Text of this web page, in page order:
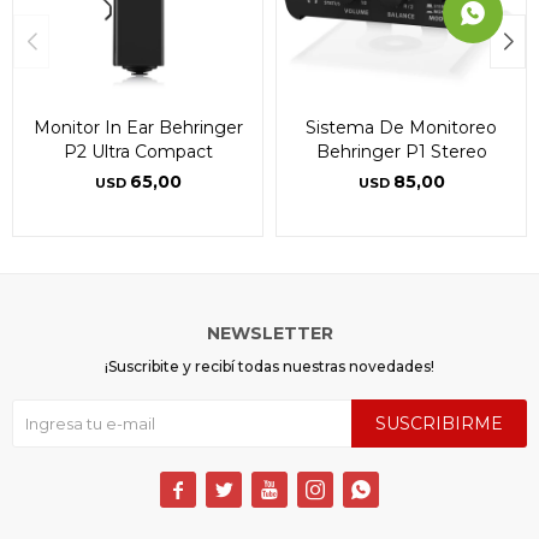
Monitor In Ear Behringer
P2 Ultra Compact
USD 65,00
Sistema De Monitoreo
Behringer P1 Stereo
USD 85,00
NEWSLETTER
¡Suscribite y recibí todas nuestras novedades!
SUSCRIBIRME
    